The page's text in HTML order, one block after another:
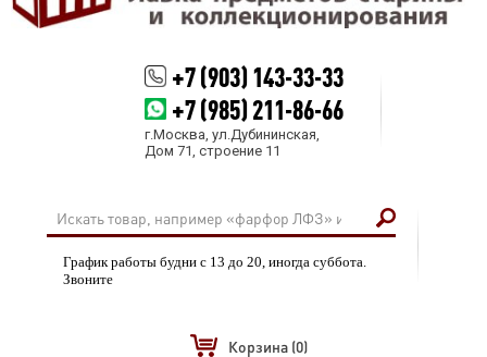
+7 (903) 143-33-33
+7 (985) 211-86-66
г.Москва, ул.Дубининская,
Дом 71, строение 11
График работы будни с 13 до 20, иногда суббота.
Звоните
Корзина (0)